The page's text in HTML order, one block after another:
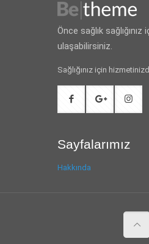
Önce sağlık sağlığınız
ulaşabilirsiniz.
Sağlığınız için
Sayfalarımız
Hakkında